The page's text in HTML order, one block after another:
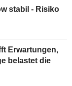
stabil - Risiko
Erwartungen,
belastet die